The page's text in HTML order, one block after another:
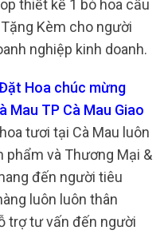
thiết kế 1 bó hoa cấu
Kèm cho người
nghiệp kinh doanh.
Hoa chúc mừng
Mau TP Cà Mau Giao
tươi tại Cà Mau luôn
và Thương Mại &
đến người tiêu
luôn luôn thân
trợ tư vấn đến người